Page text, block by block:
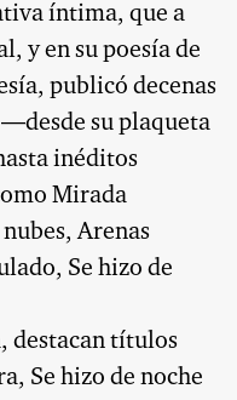
íntima, que a
y en su poesía de
publicó decenas
—desde su plaqueta
inéditos
Mirada
Arenas
Se hizo de
destacan títulos
Se hizo de noche